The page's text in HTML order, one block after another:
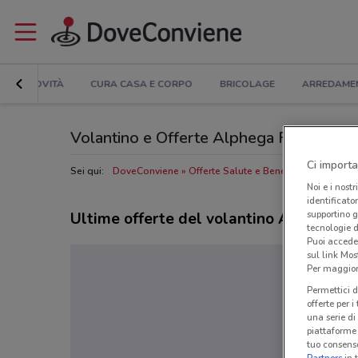
NOVITÀ CURA CASA E CORPO BRICOLAGE
Volantino e Offerte Alphega Farmacia:
Sei qui: DoveConviene Offerte Salute e Benessere nelle
Ultime offerte del volantino Alphega
Ci
Noi e i nostri
supportino
tecnologie
Puoi
sul link
Per
Permettici
offerte per
una serie
piattaforme
tuo